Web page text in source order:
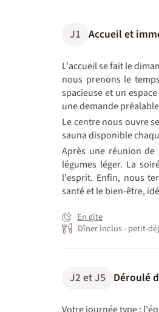
J1 Accueil et
L'accueil se fait le
nous prenons le
spacieuse et un
une demande
Le centre nous ouvre
sauna disponible
Après une réunion
légumes léger. La
l'esprit. Enfin, nous
santé et le bien-être,
En gîte
Dîner inclus - petit-
J2 et J5 Déroulé